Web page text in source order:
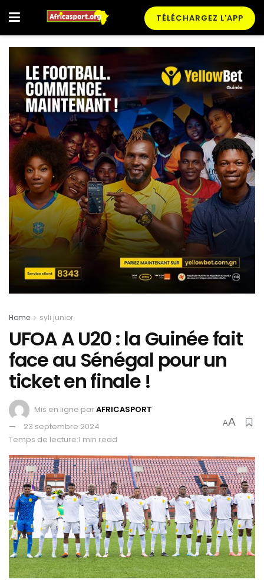
TÉLÉCHARGEZ L'APP
Home syli junior
UFOA A U20 : la Guinée fait
face au Sénégal pour un
ticket en finale !
Mis en ligne parAFRICASPORT
23 septembre 2024
Temps de lecture:1 min read
AA